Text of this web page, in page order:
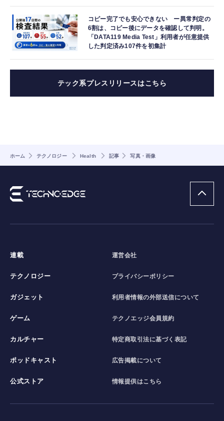
コピー完了でも安心できない ー異常判定の
6割は、コピー後にデータを確認して判明。
「DATA119 Media Test」利用者が任意提供
した判定済み107件を初集計
テック系プレスリリースはこちら
ホーム テクノロジー Health 記事 写真・画像
連載
テクノロジー
ガジェット
ゲーム
カルチャー
ポッドキャスト
公式ストア
運営会社
プライバシーポリシー
利用者情報の外部送信について
テクノエッジ会員規約
特定商取引法に基づく表記
広告掲載について
情報提供はこちら